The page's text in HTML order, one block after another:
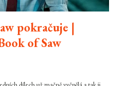
pokračuje |
of Saw